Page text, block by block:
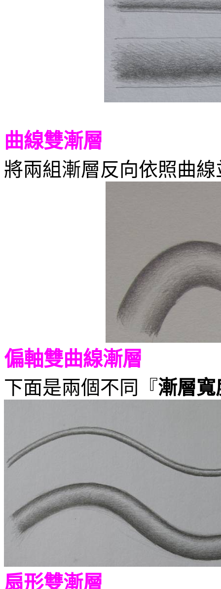
曲線雙漸層
將兩組漸層反向依照曲
偏軸雙曲線漸層
下面是兩個不同『漸層寬
扇形雙漸層